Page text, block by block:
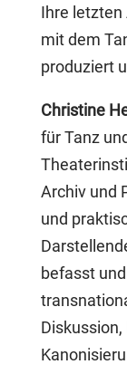
Ihre letzten
mit dem
produziert
Christine
für Tanz
Archiv und
und
befasst